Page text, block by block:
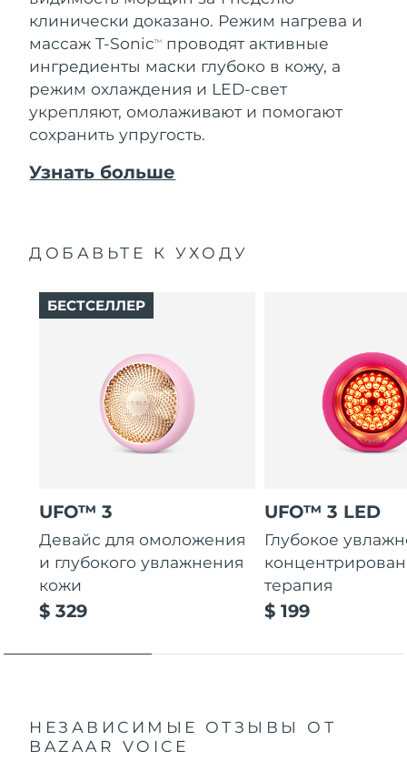
клинически доказано. Режим нагрева и
массаж T-SonicTM
проводят активные
ингредиенты маски глубоко в кожу, а
режим охлаждения и LED-свет
укрепляют, омолаживают и помогают
сохранить упругость.
Узнать больше
ДОБАВЬТЕ К УХОДУ
UFO™ 3
Девайс для омоложения
и глубокого увлажнения
кожи
$ 329
БЕСТСЕЛЛЕР
UFO™ 3 LED
Глубокое
терапия
$ 199
НЕЗАВИСИМЫЕ ОТЗЫВЫ
ОТ
BAZAAR VOICE